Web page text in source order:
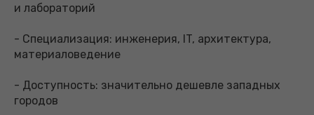
и лабораторий
- Специализация: инженерия, IT, архитектура,
материаловедение
- Доступность: значительно дешевле западных
городов